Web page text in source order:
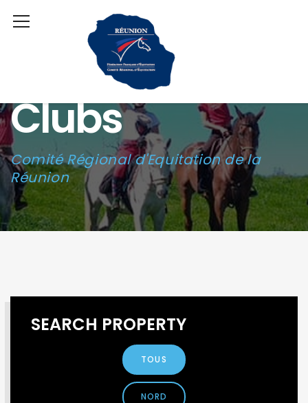
Clubs
Comité Régional d'Equitation de la
Réunion
SEARCH PROPERTY
TOUS
NORD